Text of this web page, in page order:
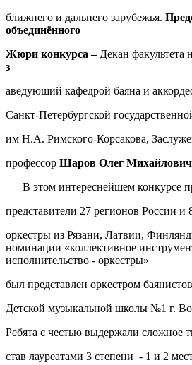
ближнего и дальнего зарубежья.
объединённого
Жюри конкурса – Декан факультета
з
аведующий кафедрой баяна и
Санкт-Петербургской
им Н.А. Римского-Корсакова,
профессор Шаров Олег
В этом интереснейшем конкурсе
представители 27 регионов России и
оркестры из Рязани, Латвии,
номинации «коллективное
исполнительство - оркестры»
был представлен оркестром
Детской музыкальной школы №1 г.
Ребята с честью выдержали сложное
став лауреатами 3 степени - 1 и 2